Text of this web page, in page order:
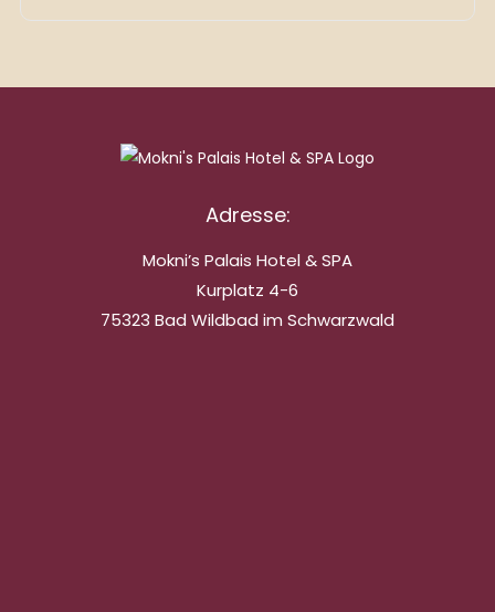
Adresse:
Mokni’s Palais Hotel & SPA
Kurplatz 4-6
75323 Bad Wildbad im Schwarzwald